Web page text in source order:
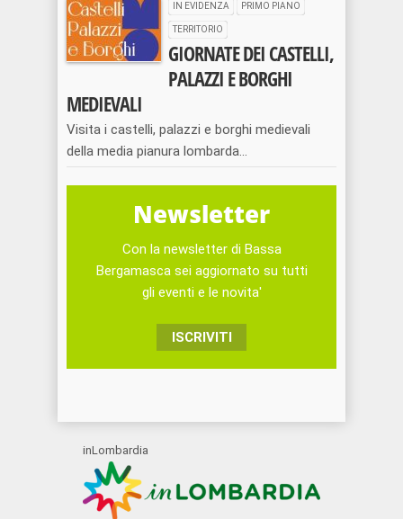
IN EVIDENZA PRIMO PIANO
TERRITORIO
GIORNATE DEI CASTELLI,
PALAZZI E BORGHI
MEDIEVALI
Visita i castelli, palazzi e borghi medievali
della media pianura lombarda...
Newsletter
Con la newsletter di Bassa
Bergamasca sei aggiornato su tutti
gli eventi e le novita'
ISCRIVITI
inLombardia